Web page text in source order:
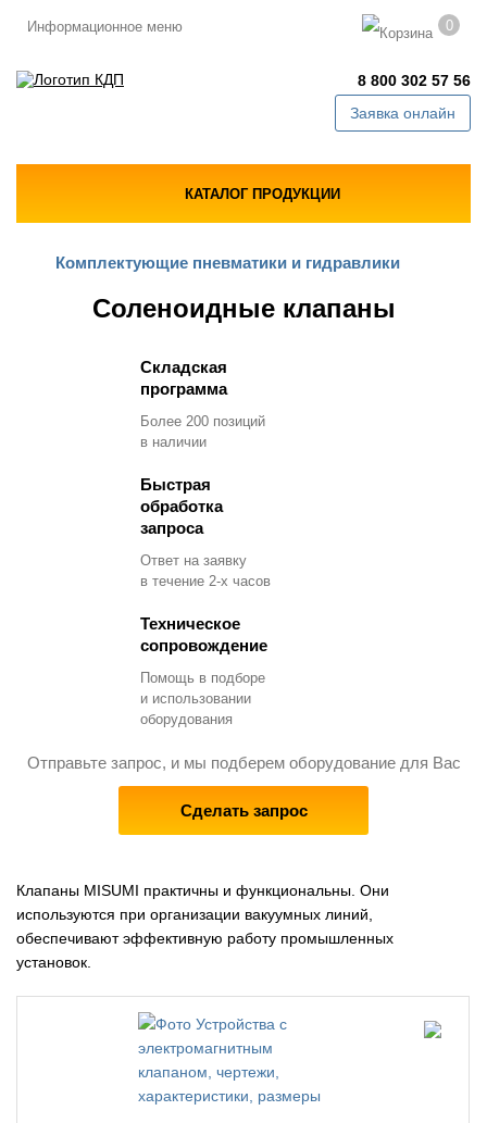
Информационное меню 0
8 800 302 57 56
Заявка онлайн
КАТАЛОГ ПРОДУКЦИИ
Комплектующие пневматики и гидравлики
Соленоидные клапаны
Складская
программа
Более 200 позиций
в наличии
Быстрая
обработка
запроса
Ответ на заявку
в течение 2-х часов
Техническое
сопровождение
Помощь в подборе
и использовании
оборудования
Отправьте запрос, и мы подберем оборудование для Вас
Сделать запрос
Клапаны MISUMI практичны и функциональны. Они
используются при организации вакуумных линий,
обеспечивают эффективную работу промышленных
установок.